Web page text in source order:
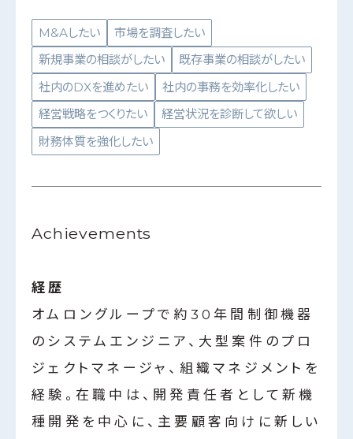
M&Aしたい
市場を調査したい
新規事業の相談がしたい
既存事業の相談がしたい
社内のDXを進めたい
社内の事務を効率化したい
経営戦略をつくりたい
経営状況を診断して欲しい
財務体質を強化したい
Achievements
経歴
オムロングループで約30年間制御機器
のシステムエンジニア、大型案件のプロ
ジェクトマネージャ、組織マネジメントを
経験。在職中は、開発責任者として新機
種開発を中⼼に、主要顧客向けに新しい